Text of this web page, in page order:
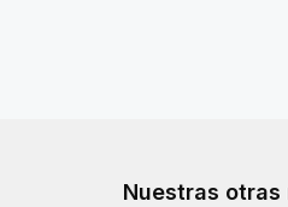
Nuestras otras